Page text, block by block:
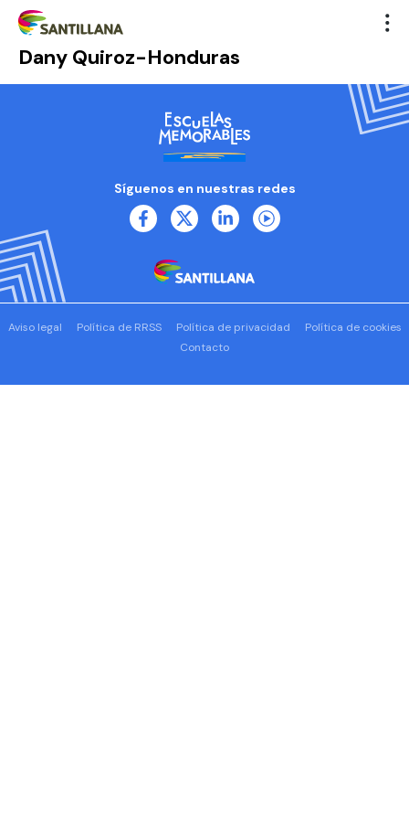
Dany Quiroz-Honduras
Síguenos en nuestras redes
Aviso legal Política de RRSS Política de privacidad
Política de cookies
Contacto